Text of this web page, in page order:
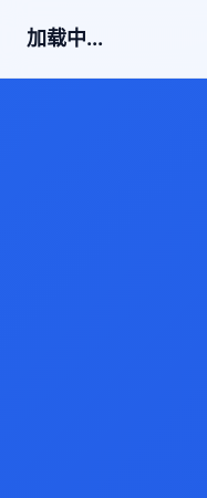
加载中...